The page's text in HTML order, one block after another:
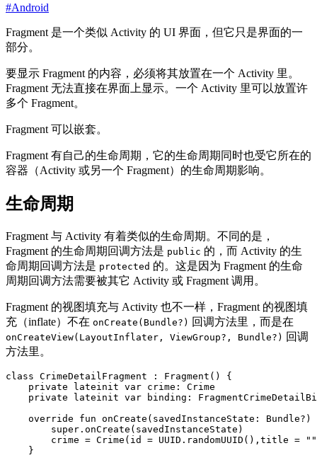
#Android
Fragment 是一个类似 Activity 的 UI 界面，但它只是界面的一
部分。
要显示 Fragment 的内容，必须将其放置在一个 Activity 里。
Fragment 无法直接在界面上显示。一个 Activity 里可以放置许
多个 Fragment。
Fragment 可以嵌套。
Fragment 有自己的生命周期，它的生命周期同时也受它所在的
容器（Activity 或另一个 Fragment）的生命周期影响。
生命周期
Fragment 与 Activity 有着类似的生命周期。不同的是，
Fragment 的生命周期回调方法是 public 的，而 Activity 的生
命周期回调方法是 protected 的。这是因为 Fragment 的生命
周期回调方法需要被其它 Activity 或 Fragment 调用。
Fragment 的视图填充与 Activity 也不一样，Fragment 的视图填
充（inflate）不在 onCreate(Bundle?) 回调方法里，而是在
onCreateView(LayoutInflater, ViewGroup?, Bundle?) 回调
方法里。
class CrimeDetailFragment : Fragment ()
{
private
lateinit var crime :
Crime
private
lateinit var binding :
override
fun onCreate ( savedInstanceState : Bundle?)
super . onCreate ( savedInstanceState )
crime = Crime ( id = UUID . randomUUID (), title =
""
}